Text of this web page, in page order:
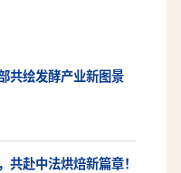
共绘发酵产业新图景
共赴中法烘焙新篇章！